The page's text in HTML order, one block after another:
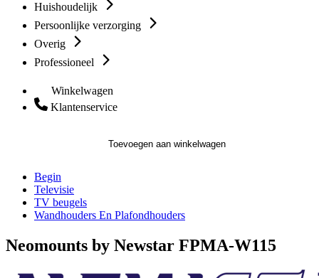
Huishoudelijk
Persoonlijke verzorging
Overig
Professioneel
Winkelwagen
Klantenservice
Toevoegen aan winkelwagen
Begin
Televisie
TV beugels
Wandhouders En Plafondhouders
Neomounts by Newstar FPMA-W115